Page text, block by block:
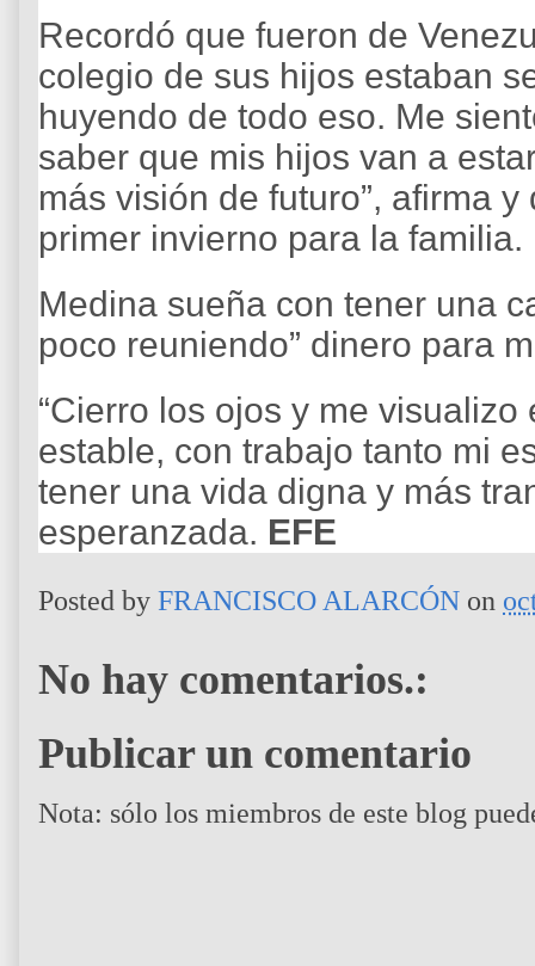
Recordó que fueron de
colegio de sus hijos estaban
huyendo de todo eso. Me
saber que mis hijos van a
más visión de futuro”, afirma
primer invierno para la familia.
Medina sueña con tener una
poco reuniendo” dinero para
“Cierro los ojos y me
estable, con trabajo tanto mi
tener una vida digna y más
esperanzada. EFE
Posted by FRANCISCO ALARCÓN on
No hay comentarios.:
Publicar un comentario
Nota: sólo los miembros de este blog